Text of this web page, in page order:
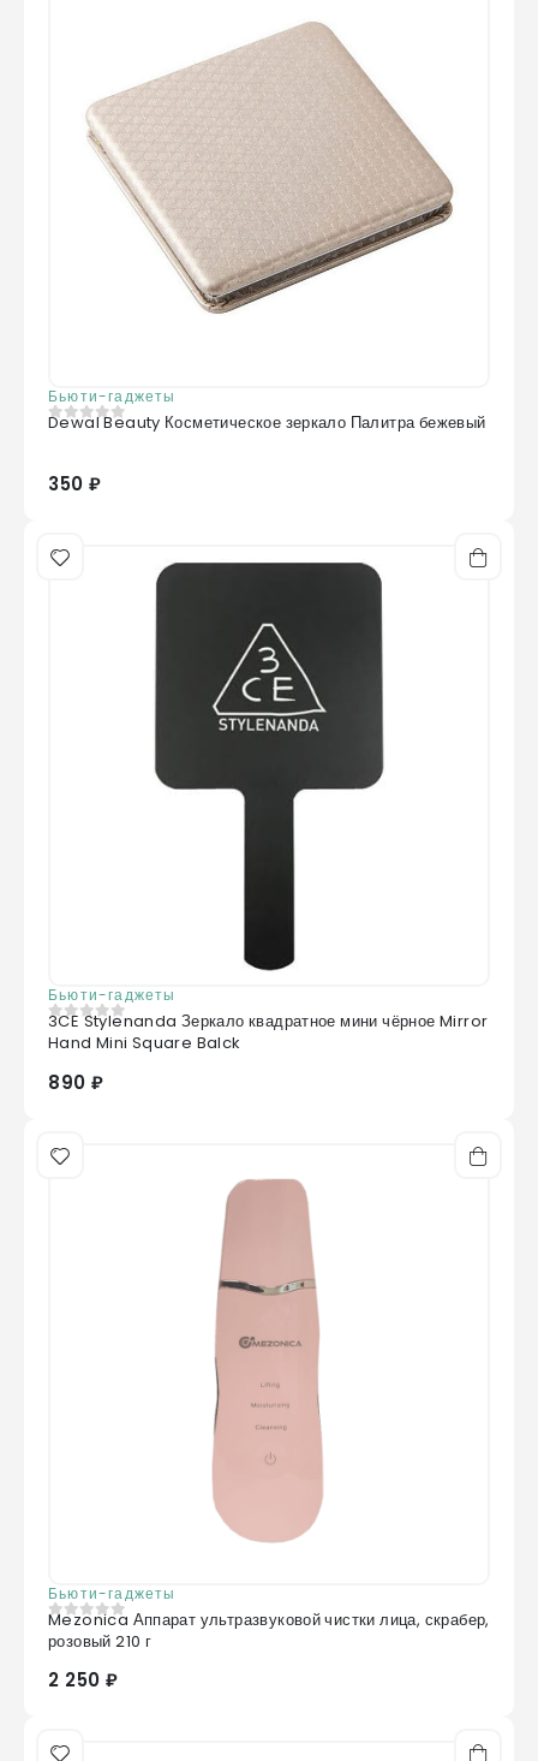
Бьюти-гаджеты
0 из 5
Dewal Beauty Косметическое зеркало Палитра бежевый
350 ₽
Бьюти-гаджеты
0 из 5
3CE Stylenanda Зеркало квадратное мини чёрное Mirror
Hand Mini Square Balck
890 ₽
Бьюти-гаджеты
0из 5
Mezonica Аппарат ультразвуковой чистки лица, скрабер,
розовый 210 г
2 250 ₽